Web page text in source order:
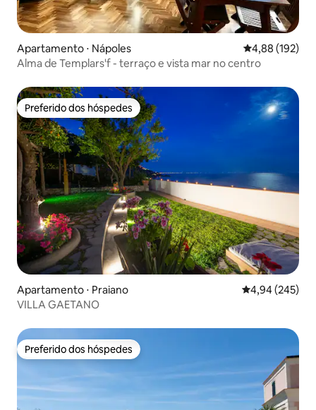
Apartamento ⋅ Nápoles 4,88 de uma
4,88 (192)
Alma de Templars'f - terraço e vista mar no centro
Preferido dos hóspedes
Preferido dos hóspedes
Apartamento ⋅ Praiano 4,94 de uma
4,94 (245)
VILLA GAETANO
Preferido dos hóspedes
Preferido dos hóspedes